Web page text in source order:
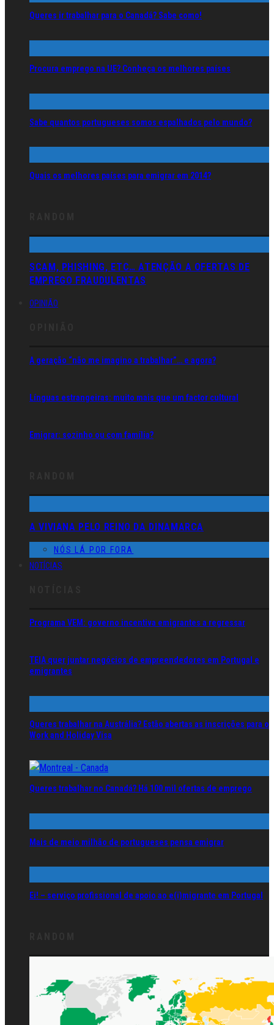
Queres ir trabalhar para o Canadá? Sabe como!
Procura emprego na UE? Conheça os melhores países
Sabe quantos portugueses somos espalhados pelo mundo?
Quais os melhores países para emigrar em 2014?
SCAM, PHISHING, ETC… ATENÇÃO A OFERTAS DE
EMPREGO FRAUDULENTAS
OPINIÃO
A geração “não me imagino a trabalhar”… e agora?
Línguas estrangeiras: muito mais que um factor cultural
Emigrar: sozinho ou com família?
A VIVIANA PELO REINO DA DINAMARCA
NÓS LÁ POR FORA
NOTÍCIAS
Programa VEM: governo incentiva emigrantes a regressar
TEIA quer juntar negócios de empreendedores em Portugal e
emigrantes
Queres trabalhar na Austrália? Estão abertas as inscrições para o
Work and Holiday Visa
Queres trabalhar no Canadá? Há 100 mil ofertas de emprego
Mais de meio milhão de portugueses pensa emigrar
Ei! – serviço profissional de apoio ao e(i)migrante em Portugal